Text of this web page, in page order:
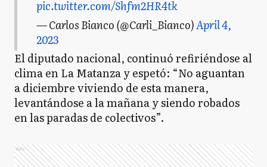
pic.twitter.com/Shfm2HR4tk
— Carlos Bianco (@Carli_Bianco)April 4,
2023
El diputado nacional, continuó refiriéndose al
clima en La Matanza y espetó: “No aguantan
a diciembre viviendo de esta manera,
levantándose a la mañana y siendo robados
en las paradas de colectivos”.
Ads